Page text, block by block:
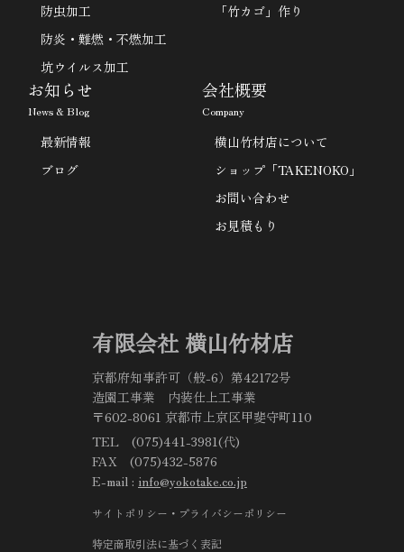
有限会社 横山竹材店
京都府知事許可（般-6）第42172号
造園工事業 内装仕上工事業
〒602-8061 京都市上京区甲斐守町110
TEL (075)441-3981(代)
FAX (075)432-5876
E-mail : info@yokotake.co.jp
サイトポリシー・プライバシーポリシー
特定商取引法に基づく表記
防虫加工
防炎・難燃・不燃加工
坑ウイルス加工
「竹カゴ」作り
お知らせ
News & Blog
最新情報
ブログ
会社概要
Company
横山竹材店について
ショップ「TAKENOKO」
お問い合わせ
お見積もり